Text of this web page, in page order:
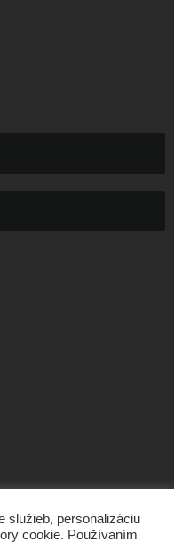
služieb, personalizáciu
cookie. Používaním